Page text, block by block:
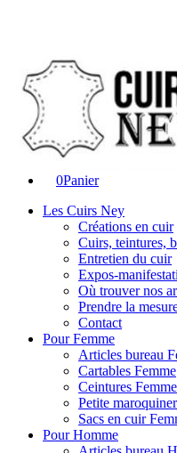
0Panier
Les Cuirs Ney
Créations en cuir
Cuirs, teintures,
Entretien du cuir
Expos-
Où trouver nos
Prendre la
Contact
Pour Femme
Articles bureau
Cartables Femme
Ceintures Femme
Petite
Sacs en cuir
Pour Homme